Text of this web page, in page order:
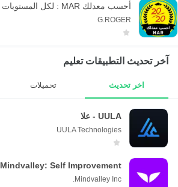
أحسب معدلك MAR : لكل المستويات
G.ROGER
آخر تحديث التطبيقات تعليم
اخر تحديث تحميلات
UULA - علا
UULA Technologies
Mindvalley: Self Improvement
Mindvalley Inc.